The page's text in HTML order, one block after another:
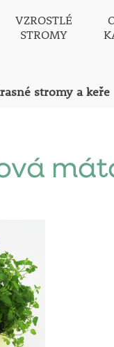
VZROSTLÉ
STROMY
stromy a keře